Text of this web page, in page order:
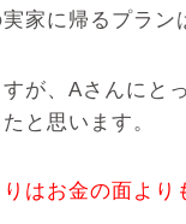
家に帰るプラ
が、Aさんにと
と思います。
はお金の面よ